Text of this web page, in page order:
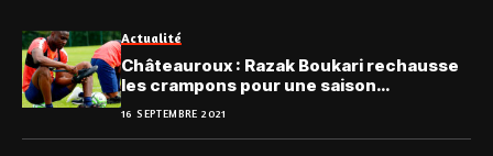
Actualité
Châteauroux : Razak Boukari rechausse
les crampons pour une saison
supplémentaire
16 SEPTEMBRE 2021